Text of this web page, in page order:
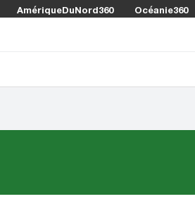
AmériqueDuNord360 Océanie360